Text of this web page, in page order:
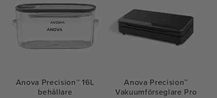
Anova Precision™ 16L
behållare
Anova Precision™
Vakuumförseglare Pro